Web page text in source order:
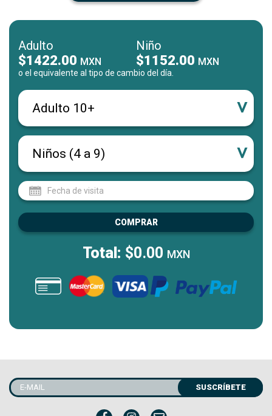
Adulto
$1422.00 MXN
Niño
$1152.00 MXN
o el equivalente al tipo de cambio del día.
COMPRAR
Total: $0.00 MXN
SUSCRÍBETE